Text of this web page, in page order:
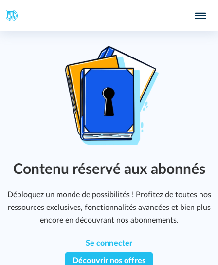
Contenu réservé aux abonnés
Débloquez un monde de possibilités ! Profitez de toutes nos
ressources exclusives, fonctionnalités avancées et bien plus
encore en découvrant nos abonnements.
Se connecter
Découvrir nos offres